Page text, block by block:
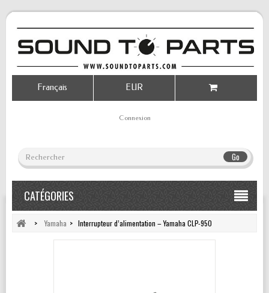
Go
Connexion
EUR
Français
CATÉGORIES
> Yamaha > Interrupteur d’alimentation – Yamaha CLP-950